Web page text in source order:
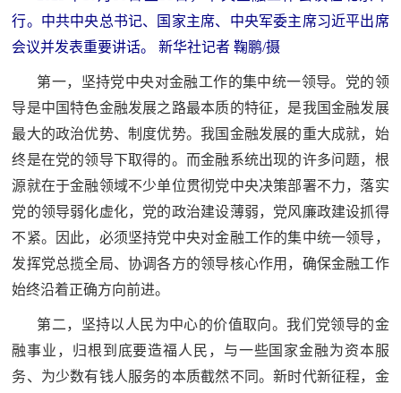
国
防
子
弟
兵
子
弟
兵
国
防
动
国
防
动
人
民
行。中共中央总书记、国家主席、中央军委主席习近平出席
会议并发表重要讲话。 新华社记者 鞠鹏/摄
第一，坚持党中央对金融工作的集中统一领导。党的领
导是中国特色金融发展之路最本质的特征，是我国金融发展
最大的政治优势、制度优势。我国金融发展的重大成就，始
终是在党的领导下取得的。而金融系统出现的许多问题，根
源就在于金融领域不少单位贯彻党中央决策部署不力，落实
党的领导弱化虚化，党的政治建设薄弱，党风廉政建设抓得
不紧。因此，必须坚持党中央对金融工作的集中统一领导，
发挥党总揽全局、协调各方的领导核心作用，确保金融工作
始终沿着正确方向前进。
第二，坚持以人民为中心的价值取向。我们党领导的金
融事业，归根到底要造福人民，与一些国家金融为资本服
务、为少数有钱人服务的本质截然不同。新时代新征程，金